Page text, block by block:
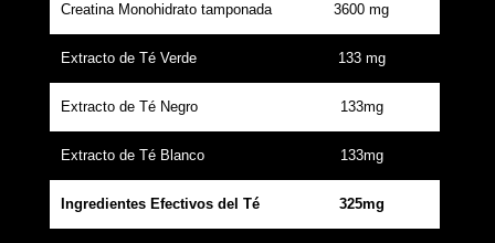
Creatina Monohidrato tamponada 3600 mg
Extracto de Té Verde 133 mg
Extracto de Té Negro 133mg
Extracto de Té Blanco 133mg
Ingredientes Efectivos del Té 325mg